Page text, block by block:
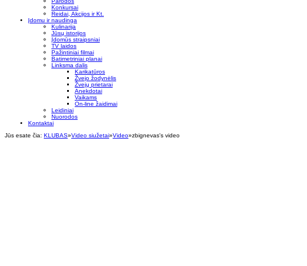
Konkursai
Reidai, Akcijos ir Kt.
Įdomu ir naudinga
Kulinarija
Jūsų istorijos
Įdomūs straipsniai
TV laidos
Pažintiniai filmai
Batimetriniai planai
Linksma dalis
Karikatūros
Žvejo žodynėlis
Žvejų prietarai
Anekdotai
Vaikams
On-line žaidimai
Leidiniai
Nuorodos
Kontaktai
Jūs esate čia: KLUBAS»Video siužetai»Video»zbignevas's video